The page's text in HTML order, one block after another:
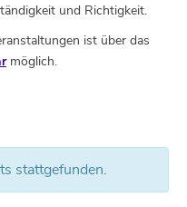
und Richtigkeit.
ist über das
möglich.
stattgefunden.